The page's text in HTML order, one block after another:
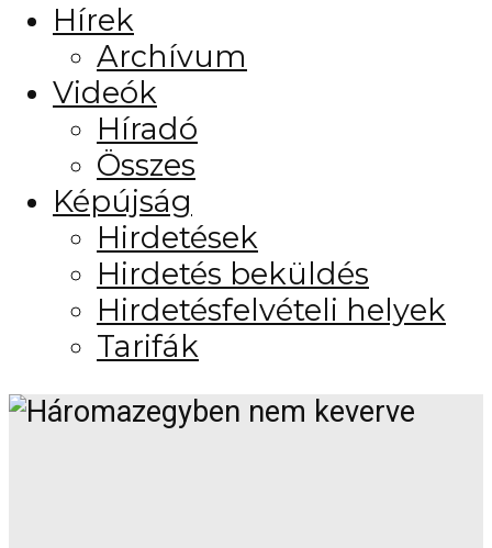
Hírek
Archívum
Videók
Híradó
Összes
Képújság
Hirdetések
Hirdetés beküldés
Hirdetésfelvételi helyek
Tarifák